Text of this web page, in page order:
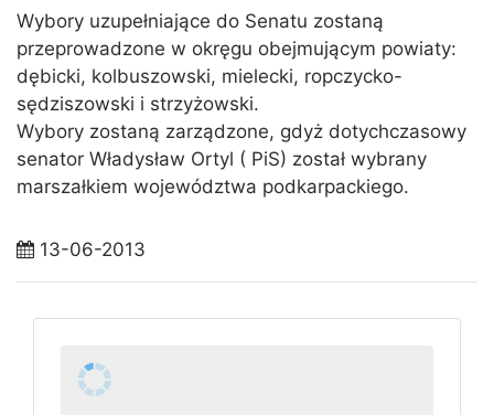
Wybory uzupełniające do Senatu zostaną
przeprowadzone w okręgu obejmującym powiaty:
dębicki, kolbuszowski, mielecki, ropczycko-
sędziszowski i strzyżowski.
Wybory zostaną zarządzone, gdyż dotychczasowy
senator Władysław Ortyl ( PiS) został wybrany
marszałkiem województwa podkarpackiego.
13-06-2013